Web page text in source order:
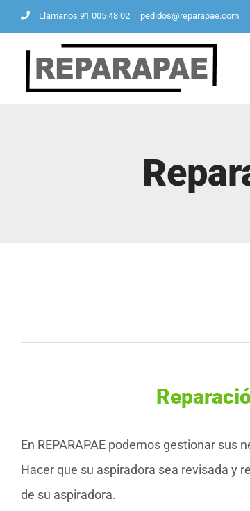
Saltar
al
contenido
Llámanos 91 005 48 02 | pedidos@reparapae.com
En REPARAPAE podemos gestionar sus
Hacer que su aspiradora sea revisada y
de su aspiradora.